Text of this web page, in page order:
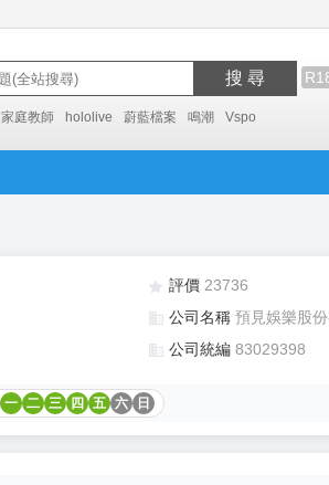
搜 尋
家庭教師 hololive 蔚藍檔案 鳴潮 Vspo
評價 23736
公司名稱 預見娛樂股
公司統編 83029398
一 二 三 四 五 六 日